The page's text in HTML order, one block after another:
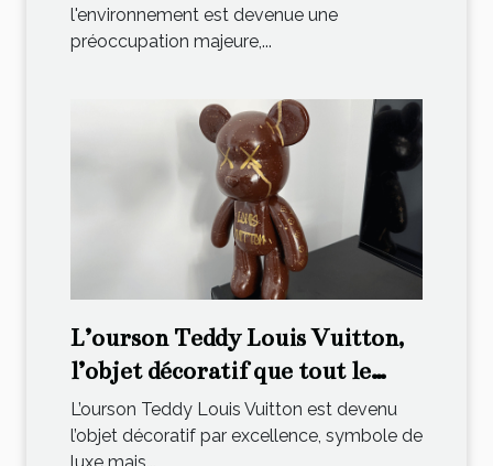
l'environnement est devenue une
préoccupation majeure,...
L’ourson Teddy Louis Vuitton,
l’objet décoratif que tout le
monde s’arrache !
L’ourson Teddy Louis Vuitton est devenu
l’objet décoratif par excellence, symbole de